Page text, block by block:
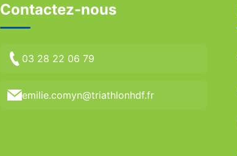
Contactez-nous
03 28 22 06 79
emilie.comyn@triathlonhdf.fr